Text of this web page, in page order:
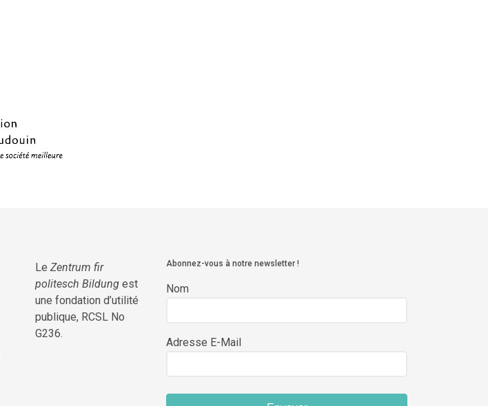
Le Zentrum fir
politesch Bildung est
une fondation d’utilité
publique, RCSL No
G236.
Abonnez-vous à notre newsletter !
Nom
Adresse E-Mail